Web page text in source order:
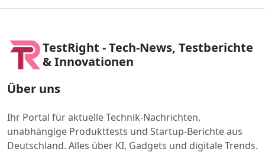
TestRight - Tech-News, Testberichte
& Innovationen
Über uns
Ihr Portal für aktuelle Technik-Nachrichten,
unabhängige Produkttests und Startup-Berichte aus
Deutschland. Alles über KI, Gadgets und digitale Trends.